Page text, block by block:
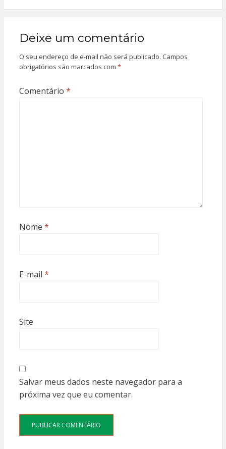
Deixe um comentário
O seu endereço de e-mail não será publicado. Campos
obrigatórios são marcados com *
Comentário *
Nome *
E-mail *
Site
Salvar meus dados neste navegador para a
próxima vez que eu comentar.